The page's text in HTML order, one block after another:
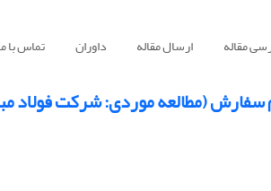
مقاله ارسال مقاله داوران تماس با
سفارش (مطالعه موردی: شرکت فولاد